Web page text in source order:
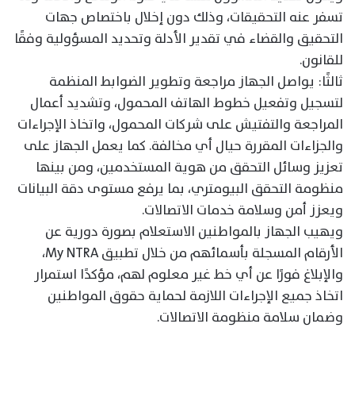
تسفر عنه التحقيقات، وذلك دون إخلال باختصاص جهات
التحقيق والقضاء في تقدير الأدلة وتحديد المسؤولية وفقًا
للقانون.
ثالثًا: يواصل الجهاز مراجعة وتطوير الضوابط المنظمة
لتسجيل وتفعيل خطوط الهاتف المحمول، وتشديد أعمال
المراجعة والتفتيش على شركات المحمول، واتخاذ الإجراءات
والجزاءات المقررة حيال أي مخالفة. كما يعمل الجهاز على
تعزيز وسائل التحقق من هوية المستخدمين، ومن بينها
منظومة التحقق البيومتري، بما يرفع مستوى دقة البيانات
ويعزز أمن وسلامة خدمات الاتصالات.
ويهيب الجهاز بالمواطنين الاستعلام بصورة دورية عن
الأرقام المسجلة بأسمائهم من خلال تطبيق My NTRA،
والإبلاغ فورًا عن أي خط غير معلوم لهم، مؤكدًا استمرار
اتخاذ جميع الإجراءات اللازمة لحماية حقوق المواطنين
وضمان سلامة منظومة الاتصالات.